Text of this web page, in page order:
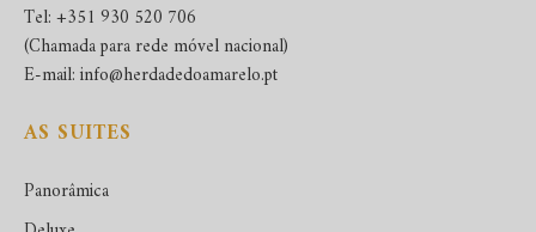
Tel: +351 930 520 706
(Chamada para rede móvel nacional)
E-mail: info@herdadedoamarelo.pt
AS SUITES
Panorâmica